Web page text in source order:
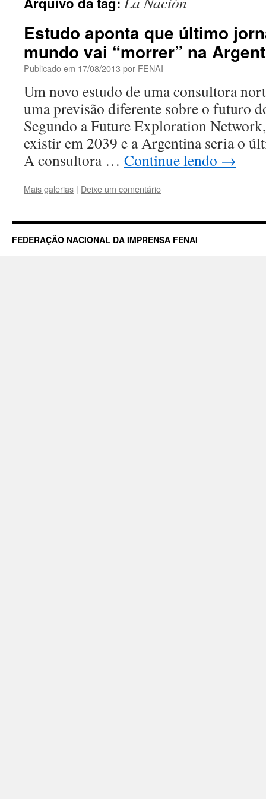
Estudo aponta que último
mundo vai “morrer” na
Publicado em 17/08/2013 por FENAI
Um novo estudo de uma consultora
uma previsão diferente sobre o futuro
Segundo a Future Exploration
existir em 2039 e a Argentina seria o
A consultora … Continue lendo →
Mais galerias | Deixe um comentário
FEDERAÇÃO NACIONAL DA IMPRENSA FENAI